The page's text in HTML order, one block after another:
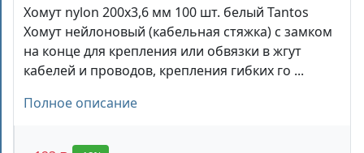
Хомут nylon 200x3,6 мм 100 шт. белый Tantos
Хомут нейлоновый (кабельная стяжка) с замком
на конце для крепления или обвязки в жгут
кабелей и проводов, крепления гибких го ...
Полное описание